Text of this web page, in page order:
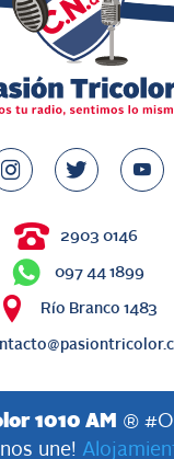
2903 0146
097 44 1899
Río Branco 1483
1010 AM
®
une!